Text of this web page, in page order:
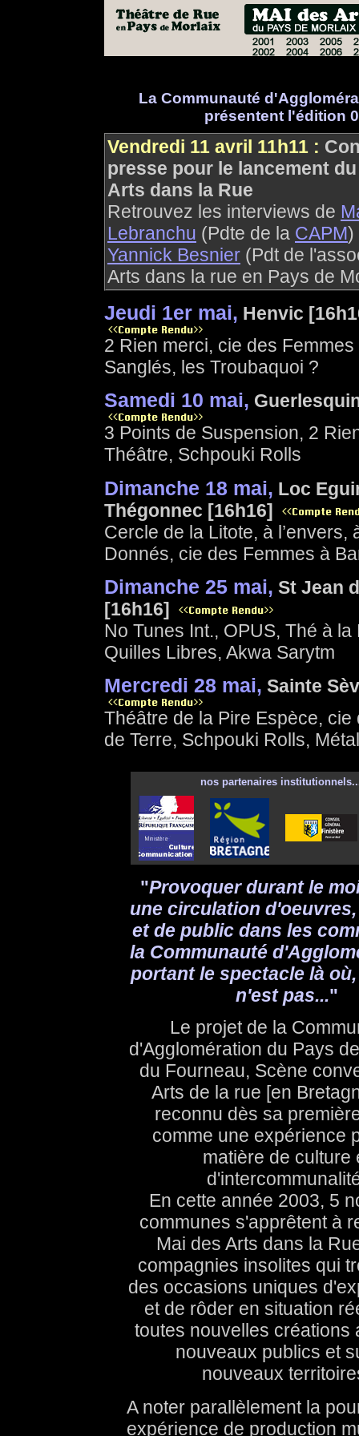
La Communauté
présentent l'édition
Vendredi 11 avril 11h11 :
presse pour le lancement
Arts dans la Rue
Retrouvez les interviews de
Lebranchu (Pdte de la CAPM)
Yannick Besnier (Pdt de
Arts dans la rue en Pays de
Jeudi 1er mai, Henvic
2 Rien merci, cie des
Sanglés, les Troubaquoi ?
Samedi 10 mai,
3 Points de Suspension, 2
Théâtre, Schpouki Rolls
Dimanche 18 mai, Loc
Thégonnec [16h16]
Cercle de la Litote, à l’envers,
Donnés, cie des Femmes à
Dimanche 25 mai, St Jean
[16h16]
No Tunes Int., OPUS, Thé à la
Quilles Libres, Akwa Sarytm
Mercredi 28 mai, Sainte
Théâtre de la Pire Espèce, cie
de Terre, Schpouki Rolls,
nos partenaires
"Provoquer durant le
une circulation
et de public dans les
la Communauté
portant le spectacle là
n'est pas..."
Le projet de la
d'Agglomération du Pays
du Fourneau, Scène
Arts de la rue [en
reconnu dès sa
comme une expérience
matière de culture
En cette année 2003, 5
communes s'apprêtent à
Mai des Arts dans la
compagnies insolites qui
des occasions uniques
et de rôder en situation
toutes nouvelles créations
nouveaux publics et
nouveaux
A noter parallèlement la
expérience de production